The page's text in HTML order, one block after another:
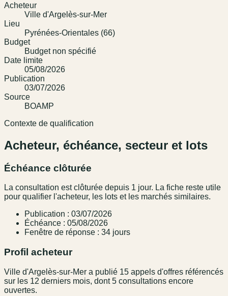
Acheteur
Ville d'Argelès-sur-Mer
Lieu
Pyrénées-Orientales (66)
Budget
Budget non spécifié
Date limite
05/08/2026
Publication
03/07/2026
Source
BOAMP
Contexte de qualification
Acheteur, échéance, secteur et lots
Échéance clôturée
La consultation est clôturée depuis 1 jour. La fiche reste utile
pour qualifier l'acheteur, les lots et les marchés similaires.
Publication : 03/07/2026
Échéance : 05/08/2026
Fenêtre de réponse : 34 jours
Profil acheteur
Ville d'Argelès-sur-Mer a publié 15 appels d'offres référencés
sur les 12 derniers mois, dont 5 consultations encore
ouvertes.